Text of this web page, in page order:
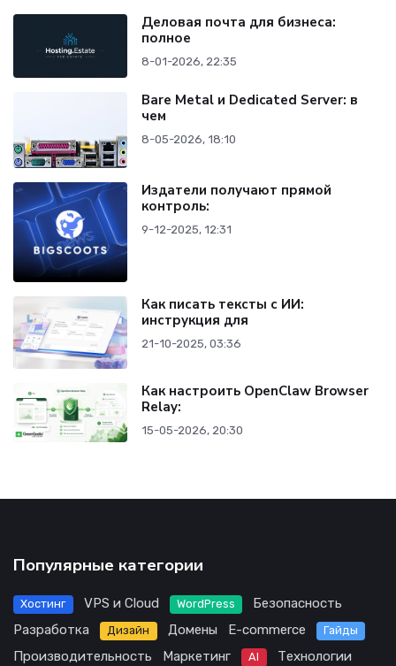
Деловая почта для бизнеса:
полное
8-01-2026, 22:35
Bare Metal и Dedicated Server: в
чем
8-05-2026, 18:10
Издатели получают прямой
контроль:
9-12-2025, 12:31
Как писать тексты с ИИ:
инструкция для
21-10-2025, 03:36
Как настроить OpenClaw Browser
Relay:
15-05-2026, 20:30
Популярные категории
Хостинг VPS и Cloud WordPress
Безопасность
Разработка
Дизайн Домены E-commerce Гайды
Производительность Маркетинг AI
Технологии